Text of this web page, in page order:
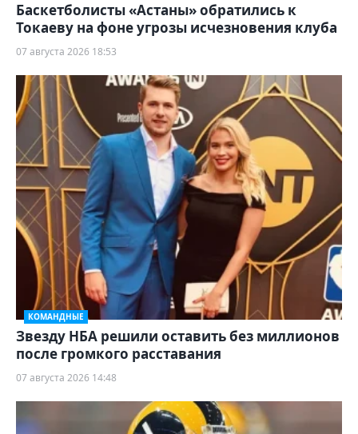
Баскетболисты «Астаны» обратились к
Токаеву на фоне угрозы исчезновения клуба
07 августа 2026 18:53
КОМАНДНЫЕ
Звезду НБА решили оставить без миллионов
после громкого расставания
07 августа 2026 14:48